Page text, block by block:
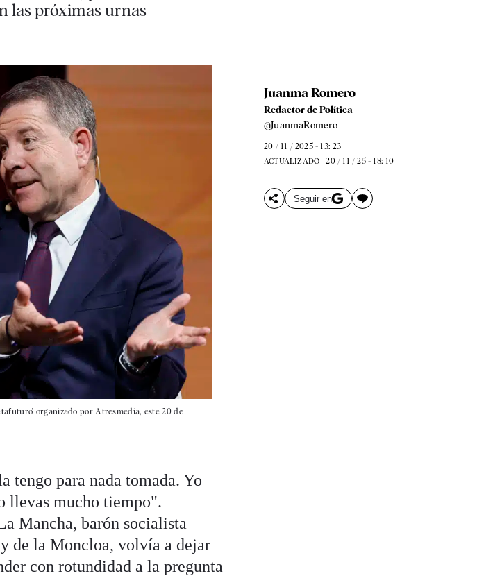
las próximas urnas
organizado por Atresmedia, este 20 de
Juanma Romero
Redactor de Política
@JuanmaRomero
20 / 11 / 2025 - 13: 23
ACTUALIZADO 20 / 11 / 25 - 18: 10
Seguir en
tengo para nada tomada. Yo
llevas mucho tiempo".
Mancha, barón socialista
de la Moncloa, volvía a dejar
con rotundidad a la pregunta